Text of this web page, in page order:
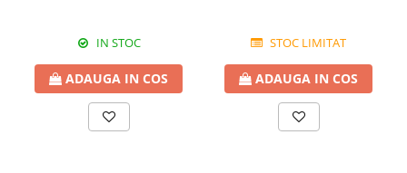
IN STOC
ADAUGA IN COS
STOC LIMITAT
ADAUGA IN COS